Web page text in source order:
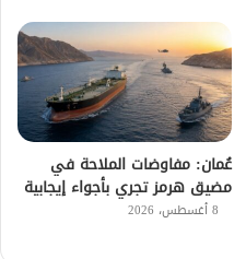
عُمان: مفاوضات الملاحة في
مضيق هرمز تجري بأجواء إيجابية
8 أغسطس، 2026